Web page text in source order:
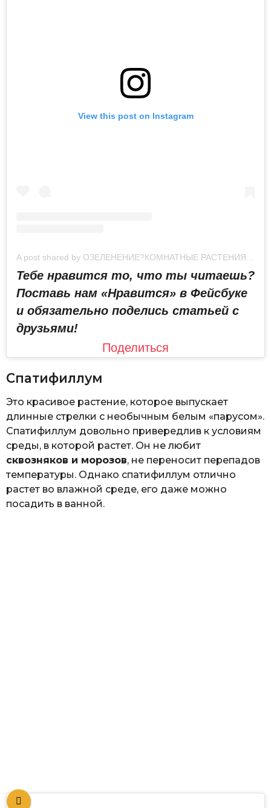
View this post on Instagram
A post shared by ОЗЕЛЕНЕНИЕ?КОМНАТНЫЕ РАСТЕНИЯ (@my.green.decor)
Тебе нравится то, что ты читаешь?
Поставь нам «Нравится» в Фейсбуке
и обязательно поделись статьей с
друзьями!
Поделиться
Спатифиллум
Это красивое растение, которое выпускает
длинные стрелки с необычным белым «парусом».
Спатифиллум довольно привередлив к условиям
среды, в которой растет. Он не любит
сквозняков и морозов, не переносит перепадов
температуры. Однако спатифиллум отлично
растет во влажной среде, его даже можно
посадить в ванной.